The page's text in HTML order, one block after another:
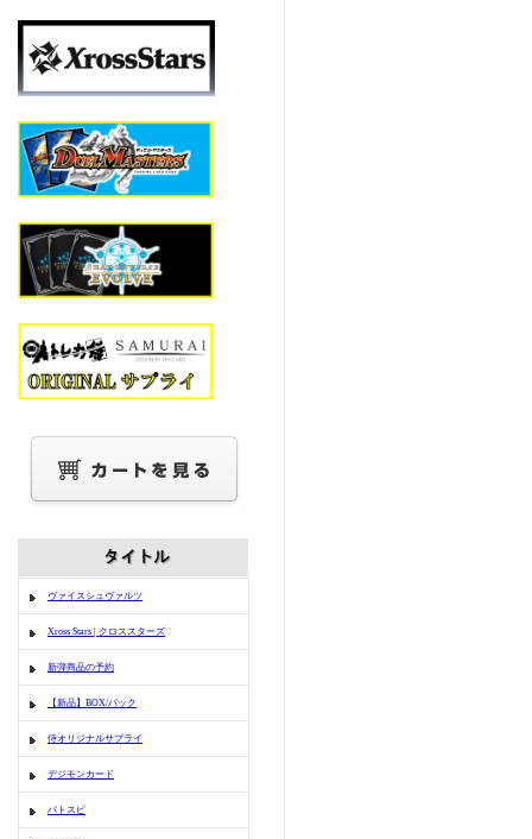
ヴァイスシュヴァルツ
Xross Stars | クロススターズ
新弾商品の予約
【新品】BOX/パック
侍オリジナルサプライ
デジモンカード
バトスピ